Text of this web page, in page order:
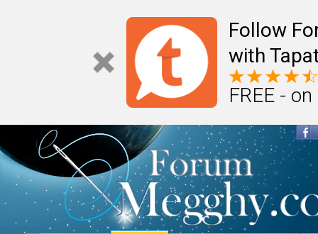
Follow
with
FREE -